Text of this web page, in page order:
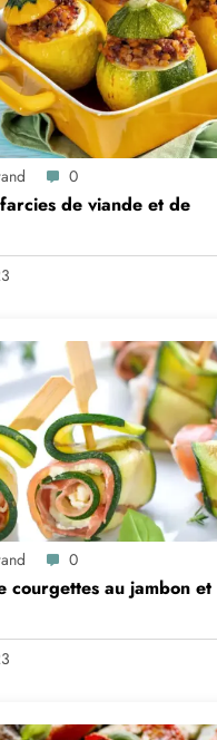
0
de viande et de
0
courgettes au jambon et